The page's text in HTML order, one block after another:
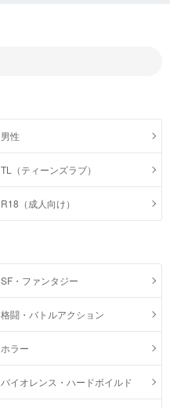
男性
TL（ティーンズラブ）
R18（成人向け）
SF・ファンタジー
格闘・バトルアクション
ホラー
バイオレンス・ハードボイルド